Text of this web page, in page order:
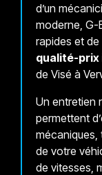
d’un
moderne, G-
rapides et
qualité-
de Visé à
Un entretien
permettent
mécaniques,
de votre
de vitesses,